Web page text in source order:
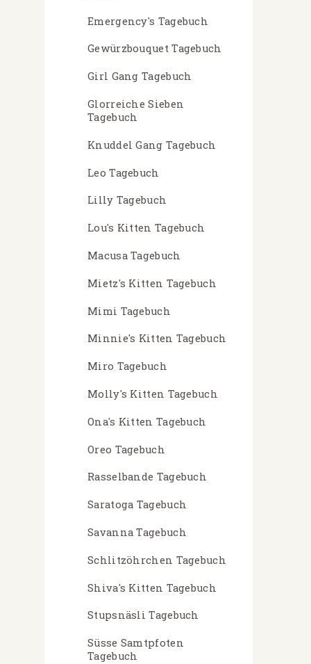
Emergency's Tagebuch
Gewürzbouquet Tagebuch
Girl Gang Tagebuch
Glorreiche Sieben
Tagebuch
Knuddel Gang Tagebuch
Leo Tagebuch
Lilly Tagebuch
Lou's Kitten Tagebuch
Macusa Tagebuch
Mietz's Kitten Tagebuch
Mimi Tagebuch
Minnie's Kitten Tagebuch
Miro Tagebuch
Molly's Kitten Tagebuch
Ona's Kitten Tagebuch
Oreo Tagebuch
Rasselbande Tagebuch
Saratoga Tagebuch
Savanna Tagebuch
Schlitzöhrchen Tagebuch
Shiva's Kitten Tagebuch
Stupsnäsli Tagebuch
Süsse Samtpfoten
Tagebuch